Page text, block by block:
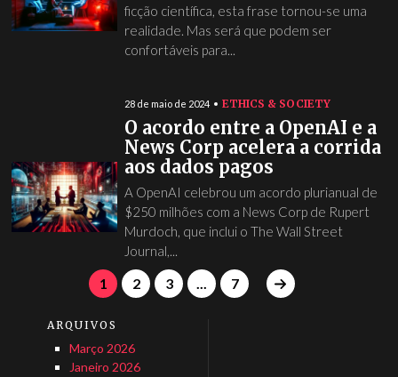
ficção científica, esta frase tornou-se uma
realidade. Mas será que podem ser
confortáveis para...
28 de maio de 2024 ETHICS & SOCIETY
O acordo entre a OpenAI e a
News Corp acelera a corrida
aos dados pagos
A OpenAI celebrou um acordo plurianual de
$250 milhões com a News Corp de Rupert
Murdoch, que inclui o The Wall Street
Journal,...
1 2 3 ... 7
ARQUIVOS
Março 2026
Janeiro 2026